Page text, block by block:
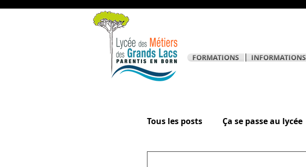
Tous les posts Ça se passe au lycée
FORMATIONS INFORMATIONS